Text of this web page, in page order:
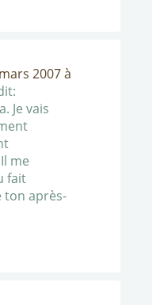
2007 à
Je vais
me
fait
ton après-